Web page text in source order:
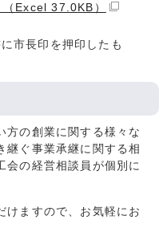
Excel 37.0KB）
市長印を押印したも
の創業に関する様々な
継ぐ事業承継に関する相
会の経営相談員が個別に
ますので、お気軽にお